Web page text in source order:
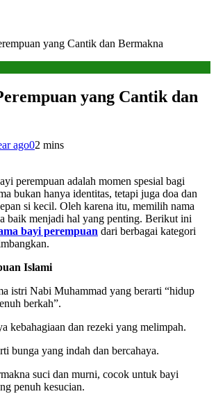
yang Cantik dan Bermakna
yang Cantik dan
ago02 mins
perempuan adalah momen spesial bagi
bukan hanya identitas, tetapi juga doa dan
si kecil. Oleh karena itu, memilih nama
baik menjadi hal yang penting. Berikut ini
bayi perempuan dari berbagai kategori
Islami
istri Nabi Muhammad yang berarti “hidup
berkah”.
kebahagiaan dan rezeki yang melimpah.
bunga yang indah dan bercahaya.
suci dan murni, cocok untuk bayi
penuh kesucian.